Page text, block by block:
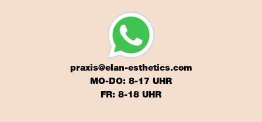
praxis@elan-esthetics.com
MO-DO: 8-17 UHR
FR: 8-18 UHR